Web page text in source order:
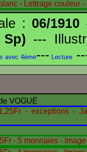
: 06/1910
---
avec 4ème--- Lecture
VOGUË